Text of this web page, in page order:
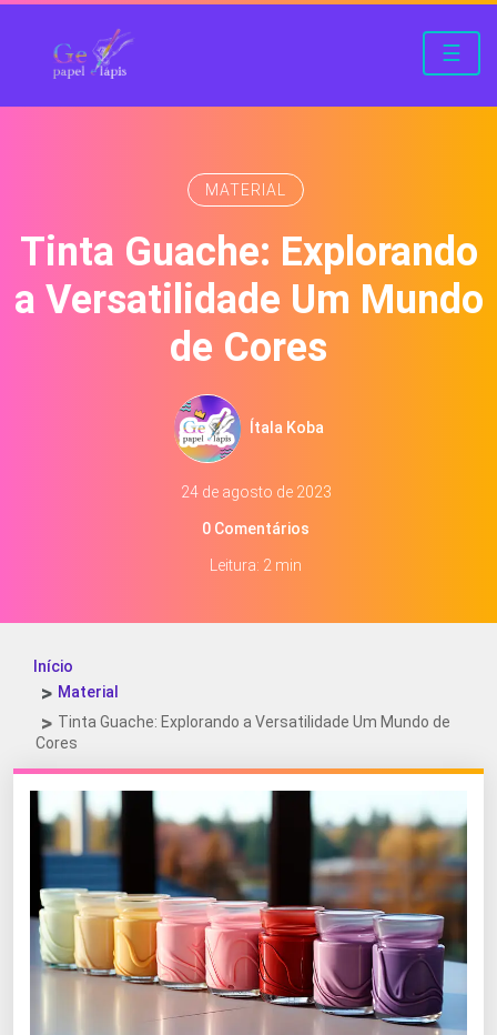
☰
MATERIAL
Tinta Guache: Explorando
a Versatilidade Um Mundo
de Cores
Ítala Koba
24 de agosto de 2023
0 Comentários
Leitura: 2 min
Início
Material
Tinta Guache: Explorando a Versatilidade Um Mundo de
Cores